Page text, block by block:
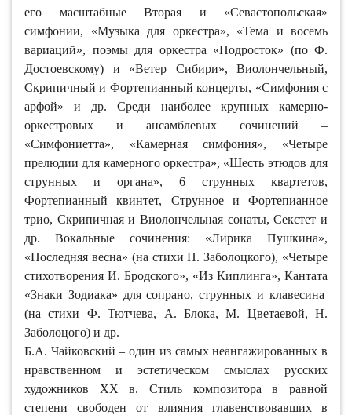
его масштабные Вторая и «Севастопольская»
симфонии, «Музыка для оркестра», «Тема и восемь
вариаций», поэмы для оркестра «Подросток» (по Ф.
Достоевскому) и «Ветер Сибири», Виолончельный,
Скрипичный и Фортепианный концерты, «Симфония с
арфой» и др. Среди наиболее крупных камерно-
оркестровых и ансамблевых сочинений –
«Симфониетта», «Камерная симфония», «Четыре
прелюдии для камерного оркестра», «Шесть этюдов для
струнных и органа», 6 струнных квартетов,
Фортепианный квинтет, Струнное и Фортепианное
трио, Скрипичная и Виолончельная сонаты, Секстет и
др. Вокальные сочинения: «Лирика Пушкина»,
«Последняя весна» (на стихи Н. Заболоцкого), «Четыре
стихотворения И. Бродского», «Из Киплинга», Кантата
«Знаки Зодиака» для сопрано, струнных и клавесина
(на стихи Ф. Тютчева, А. Блока, М. Цветаевой, Н.
Заболоцого) и др.
Б.А. Чайковский – один из самых неангажированных в
нравственном и эстетическом смыслах русских
художников ХХ в. Стиль композитора в равной
степени свободен от влияния главенствовавших в